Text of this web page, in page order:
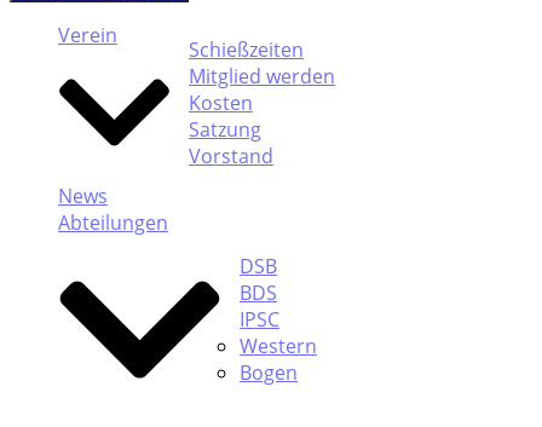
Verein
Schießzeiten
Mitglied werden
Kosten
Satzung
Vorstand
News
Abteilungen
DSB
BDS
IPSC
Western
Bogen